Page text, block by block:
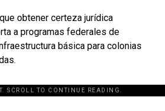
obtener certeza jurídica
a programas federales de
básica para colonias
SCROLL TO CONTINUE READING.
id="243463"]